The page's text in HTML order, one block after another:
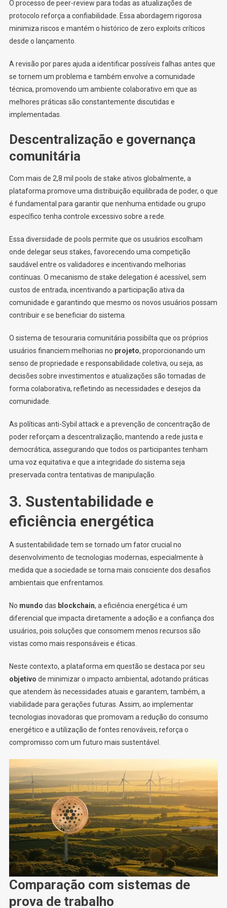
O processo de peer-review para todas as atualizações de
protocolo reforça a confiabilidade. Essa abordagem rigorosa
minimiza riscos e mantém o histórico de zero exploits críticos
desde o lançamento.
A revisão por pares ajuda a identificar possíveis falhas antes que
se tornem um problema e também envolve a comunidade
técnica, promovendo um ambiente colaborativo em que as
melhores práticas são constantemente discutidas e
implementadas.
Descentralização e governança
comunitária
Com mais de 2,8 mil pools de stake ativos globalmente, a
plataforma promove uma distribuição equilibrada de poder, o que
é fundamental para garantir que nenhuma entidade ou grupo
específico tenha controle excessivo sobre a rede.
Essa diversidade de pools permite que os usuários escolham
onde delegar seus stakes, favorecendo uma competição
saudável entre os validadores e incentivando melhorias
contínuas. O mecanismo de stake delegation é acessível, sem
custos de entrada, incentivando a participação ativa da
comunidade e garantindo que mesmo os novos usuários possam
contribuir e se beneficiar do sistema.
O sistema de tesouraria comunitária possibilta que os próprios
usuários financiem melhorias no projeto, proporcionando um
senso de propriedade e responsabilidade coletiva, ou seja, as
decisões sobre investimentos e atualizações são tomadas de
forma colaborativa, refletindo as necessidades e desejos da
comunidade.
As políticas anti-Sybil attack e a prevenção de concentração de
poder reforçam a descentralização, mantendo a rede justa e
democrática, assegurando que todos os participantes tenham
uma voz equitativa e que a integridade do sistema seja
preservada contra tentativas de manipulação.
3. Sustentabilidade e
eficiência energética
A sustentabilidade tem se tornado um fator crucial no
desenvolvimento de tecnologias modernas, especialmente à
medida que a sociedade se torna mais consciente dos desafios
ambientais que enfrentamos.
No mundo das blockchain, a eficiência energética é um
diferencial que impacta diretamente a adoção e a confiança dos
usuários, pois soluções que consomem menos recursos são
vistas como mais responsáveis e éticas.
Neste contexto, a plataforma em questão se destaca por seu
objetivo de minimizar o impacto ambiental, adotando práticas
que atendem às necessidades atuais e garantem, também, a
viabilidade para gerações futuras. Assim, ao implementar
tecnologias inovadoras que promovam a redução do consumo
energético e a utilização de fontes renováveis, reforça o
compromisso com um futuro mais sustentável.
Comparação com sistemas de
prova de trabalho